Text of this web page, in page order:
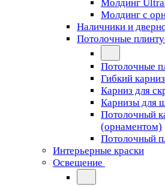
Молдинг
Молдинг с
Наличники и
Потолочные
Потолочные
Гибкий
Карниз для
Карнизы для
Потолочный
(орнаментом)
Потолочный
Интерьерные краски
Освещение